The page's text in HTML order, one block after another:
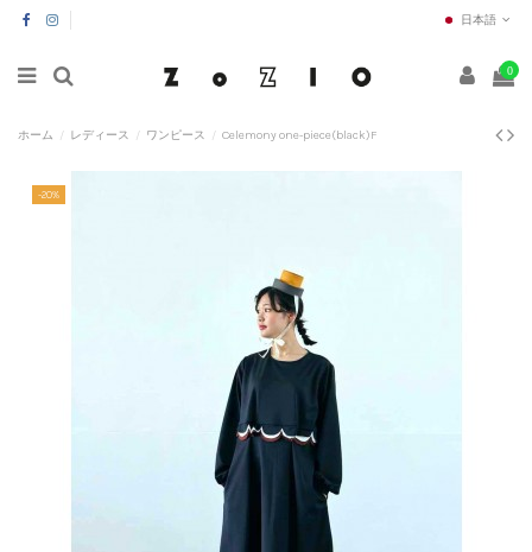
日本語
0
ホーム レディース ワンピース Celemony one-piece(black)F
-20%